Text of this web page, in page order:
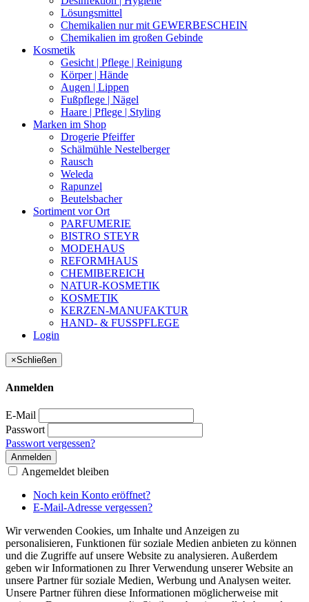
Lösungsmittel
Chemikalien nur mit GEWERBESCHEIN
Chemikalien im großen Gebinde
Kosmetik
Gesicht | Pflege | Reinigung
Körper | Hände
Augen | Lippen
Fußpflege | Nägel
Haare | Pflege | Styling
Marken im Shop
Drogerie Pfeiffer
Schälmühle Nestelberger
Rausch
Weleda
Rapunzel
Beutelsbacher
Sortiment vor Ort
PARFUMERIE
BISTRO STEYR
MODEHAUS
REFORMHAUS
CHEMIBEREICH
NATUR-KOSMETIK
KOSMETIK
KERZEN-MANUFAKTUR
HAND- & FUSSPFLEGE
Login
×Schließen
Anmelden
E-Mail
Passwort
Passwort vergessen?
Anmelden
Angemeldet bleiben
Noch kein Konto eröffnet?
E-Mail-Adresse vergessen?
Wir verwenden Cookies, um Inhalte und Anzeigen zu
personalisieren, Funktionen für soziale Medien anbieten zu können
und die Zugriffe auf unsere Website zu analysieren. Außerdem
geben wir Informationen zu Ihrer Verwendung unserer Website an
unsere Partner für soziale Medien, Werbung und Analysen weiter.
Unsere Partner führen diese Informationen möglicherweise mit